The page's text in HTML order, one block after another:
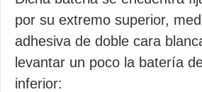
por su extremo superior,
adhesiva de doble cara
levantar un poco la batería
inferior: